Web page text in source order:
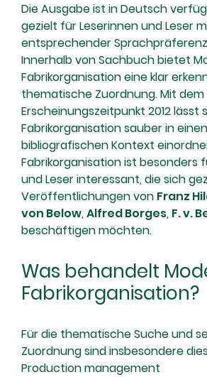
Die Ausgabe ist in Deutsch
gezielt für Leserinnen und Leser
entsprechender
Innerhalb von Sachbuch bietet
Fabrikorganisation eine klar
thematische Zuordnung. Mit dem
Erscheinungszeitpunkt 2012 lässt
Fabrikorganisation sauber in einen
bibliografischen Kontext
Fabrikorganisation ist besonders
und Leser interessant, die sich
Veröffentlichungen von Franz
von Below,Alfred Borges, F. v.
beschäftigen möchten.
Was behandelt
Fabrikorganisation?
Für die thematische Suche und
Zuordnung sind insbesondere
Production management